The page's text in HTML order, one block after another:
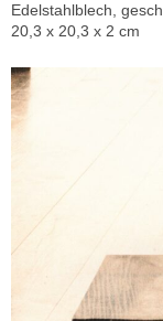
Edelstahlblech,
20,3 x 20,3 x 2 cm